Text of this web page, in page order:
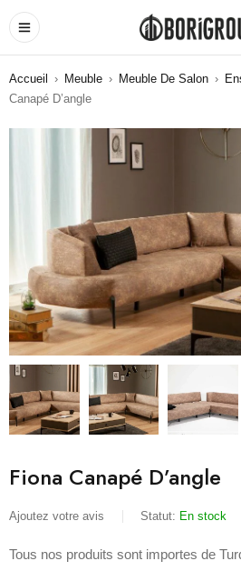
Accueil › Meuble › Meuble De Salon ›
Canapé D’angle
Fiona Canapé D’angle
Ajoutez votre avis Statut: En stock
Tous nos produits sont importes de